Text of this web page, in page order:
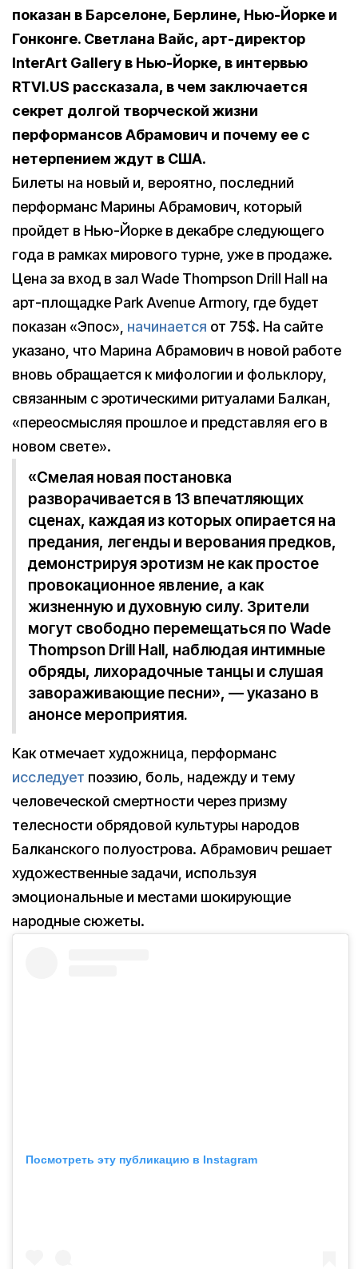
показан в Барселоне, Берлине, Нью-Йорке и
Гонконге. Светлана Вайс, арт-директор
InterArt Gallery в Нью-Йорке, в интервью
RTVI.US рассказала, в чем заключается
секрет долгой творческой жизни
перформансов Абрамович и почему ее с
нетерпением ждут в США.
Билеты на новый и, вероятно, последний
перформанс Марины Абрамович, который
пройдет в Нью-Йорке в декабре следующего
года в рамках мирового турне, уже в продаже.
Цена за вход в зал Wade Thompson Drill Hall на
арт-площадке Park Avenue Armory, где будет
показан «Эпос», начинается от 75$. На сайте
указано, что Марина Абрамович в новой работе
вновь обращается к мифологии и фольклору,
связанным с эротическими ритуалами Балкан,
«переосмысляя прошлое и представляя его в
новом свете».
«Смелая новая постановка
разворачивается в 13 впечатляющих
сценах, каждая из которых опирается на
предания, легенды и верования предков,
демонстрируя эротизм не как простое
провокационное явление, а как
жизненную и духовную силу. Зрители
могут свободно перемещаться по Wade
Thompson Drill Hall, наблюдая интимные
обряды, лихорадочные танцы и слушая
завораживающие песни», — указано в
анонсе мероприятия.
Как отмечает художница, перформанс
исследует поэзию, боль, надежду и тему
человеческой смертности через призму
телесности обрядовой культуры народов
Балканского полуострова. Абрамович решает
художественные задачи, используя
эмоциональные и местами шокирующие
народные сюжеты.
Посмотреть эту публикацию в Instagram